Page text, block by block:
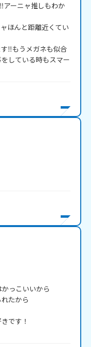
ーニャ推しもわか
ほんと距離近くてい
‼︎もうメガネも似合
している時もスマー
っこいいから
たから
です！